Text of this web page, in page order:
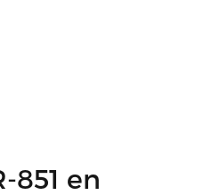
851 en